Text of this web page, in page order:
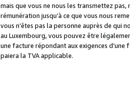
mais que vous ne nous les transmettez
rémunération jusqu’à ce que vous nous
vous n’êtes pas la personne auprès de qui
au Luxembourg, vous pouvez être
une facture répondant aux exigences
paiera la TVA applicable.